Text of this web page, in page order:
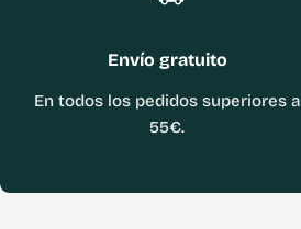
Envío gratuito
En todos los pedidos superiores a
55€.